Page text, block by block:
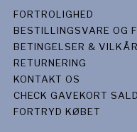
FORTROLIGHED
BESTILLINGSVARE OG
BETINGELSER & VILKÅR
RETURNERING
KONTAKT OS
CHECK GAVEKORT
FORTRYD KØBET